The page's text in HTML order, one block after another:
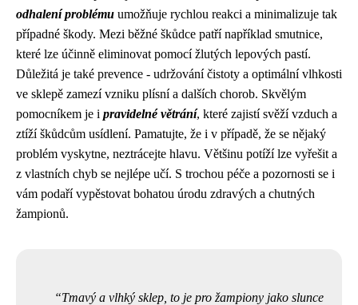
odhalení problému umožňuje rychlou reakci a minimalizuje tak
případné škody. Mezi běžné škůdce patří například smutnice,
které lze účinně eliminovat pomocí žlutých lepových pastí.
Důležitá je také prevence - udržování čistoty a optimální vlhkosti
ve sklepě zamezí vzniku plísní a dalších chorob. Skvělým
pomocníkem je i pravidelné větrání, které zajistí svěží vzduch a
ztíží škůdcům usídlení. Pamatujte, že i v případě, že se nějaký
problém vyskytne, neztrácejte hlavu. Většinu potíží lze vyřešit a
z vlastních chyb se nejlépe učí. S trochou péče a pozornosti se i
vám podaří vypěstovat bohatou úrodu zdravých a chutných
žampionů.
Tmavý a vlhký sklep, to je pro žampiony jako slunce